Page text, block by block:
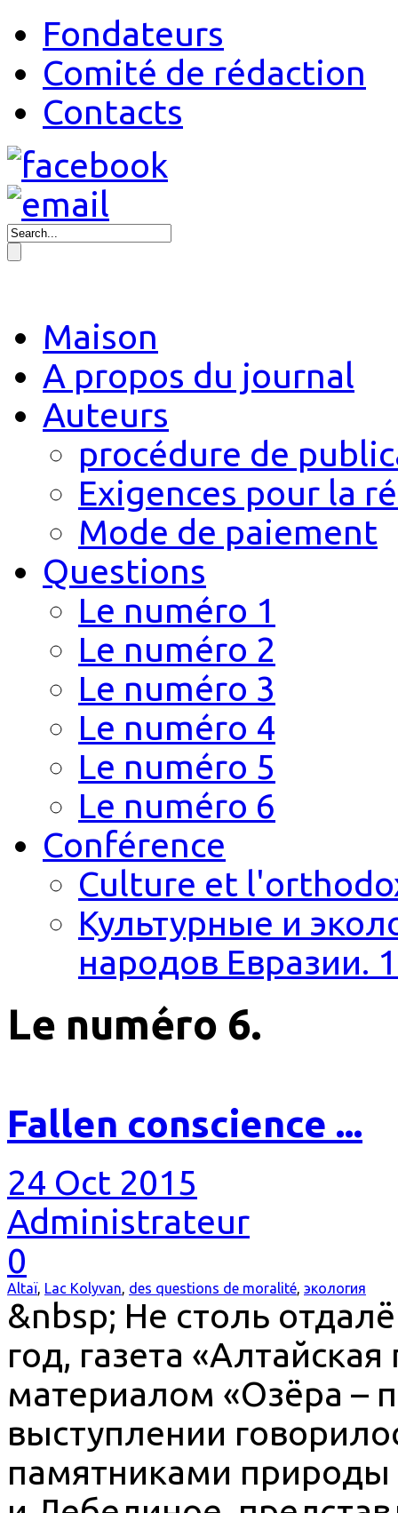
Fondateurs
Comité de rédaction
Contacts
Maison
A propos du journal
Auteurs
procédure de
Exigences pour la
Mode de paiement
Questions
Le numéro 1
Le numéro 2
Le numéro 3
Le numéro 4
Le numéro 5
Le numéro 6
Conférence
Culture et
Культурные и
народов Евразии.
Le numéro 6.
Fallen conscience ...
24 Oct 2015
Administrateur
0
Altaï, Lac Kolyvan, des questions de moralité, экология
&nbsp; Не столь
год, газета
материалом «Озёра –
выступлении
памятниками природы